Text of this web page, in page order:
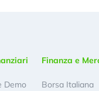
Demo
Finanza e
Borsa Italiana